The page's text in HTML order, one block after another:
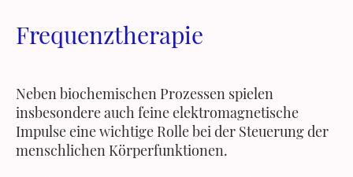
Frequenztherapie
Neben biochemischen Prozessen spielen
insbesondere auch feine elektromagnetische
Impulse eine wichtige Rolle bei der Steuerung der
menschlichen Körperfunktionen.